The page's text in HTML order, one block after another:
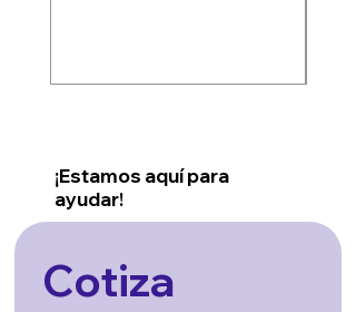
¡Estamos aquí para
ayudar!
Cotiza